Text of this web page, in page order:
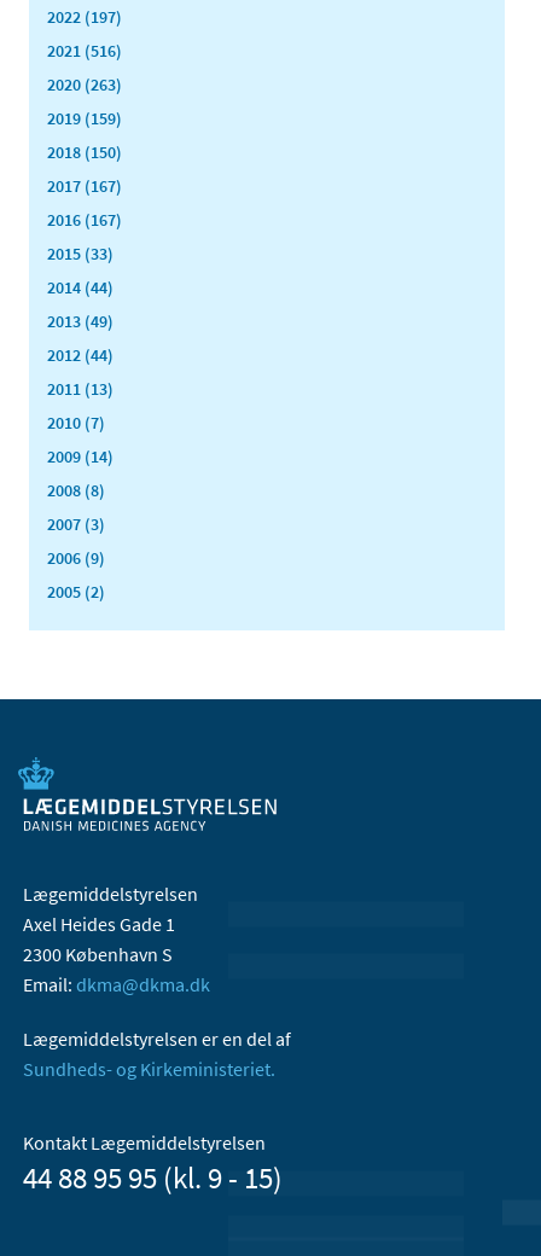
2022 (197)
2021 (516)
2020 (263)
2019 (159)
2018 (150)
2017 (167)
2016 (167)
2015 (33)
2014 (44)
2013 (49)
2012 (44)
2011 (13)
2010 (7)
2009 (14)
2008 (8)
2007 (3)
2006 (9)
2005 (2)
Lægemiddelstyrelsen
Axel Heides Gade 1
2300 København S
Email: dkma@dkma.dk
Lægemiddelstyrelsen er en del af
Sundheds- og Kirkeministeriet.
Kontakt Lægemiddelstyrelsen
44 88 95 95 (kl. 9 - 15)